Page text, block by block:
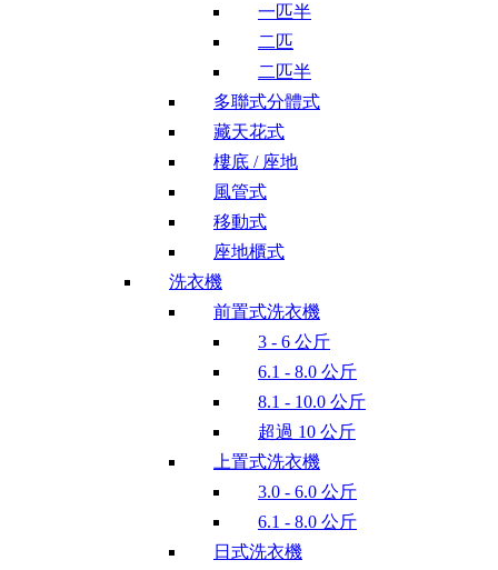
一匹半
二匹
二匹半
多聯式分體式
藏天花式
樓底 / 座地
風管式
移動式
座地櫃式
洗衣機
前置式洗衣機
3 - 6 公斤
6.1 - 8.0 公斤
8.1 - 10.0 公斤
超過 10 公斤
上置式洗衣機
3.0 - 6.0 公斤
6.1 - 8.0 公斤
日式洗衣機